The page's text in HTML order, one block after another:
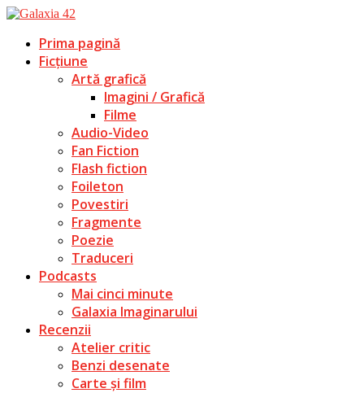
Prima pagină
Ficțiune
Artă grafică
Imagini / Grafică
Filme
Audio-Video
Fan Fiction
Flash fiction
Foileton
Povestiri
Fragmente
Poezie
Traduceri
Podcasts
Mai cinci minute
Galaxia Imaginarului
Recenzii
Atelier critic
Benzi desenate
Carte și film